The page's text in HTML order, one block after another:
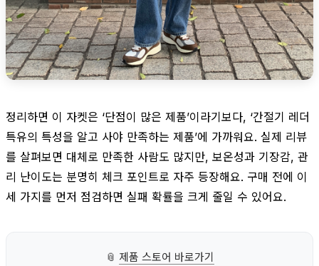
정리하면 이 자켓은 ‘단점이 많은 제품’이라기보다, ‘간절기 레더
특유의 특성을 알고 사야 만족하는 제품’에 가까워요. 실제 리뷰
를 살펴보면 대체로 만족한 사람도 많지만, 보온성과 기장감, 관
리 난이도는 분명히 체크 포인트로 자주 등장해요. 구매 전에 이
세 가지를 먼저 점검하면 실패 확률을 크게 줄일 수 있어요.
📎 제품 스토어 바로가기